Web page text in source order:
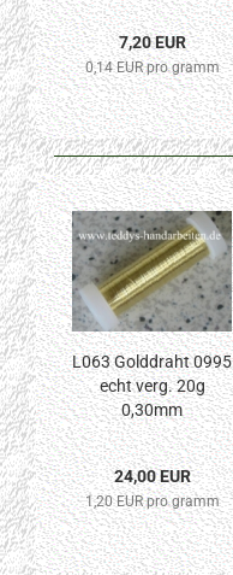
7,20 EUR
0,14 EUR pro gramm
L063 Golddraht 0995
echt verg. 20g
0,30mm
24,00 EUR
1,20 EUR pro gramm